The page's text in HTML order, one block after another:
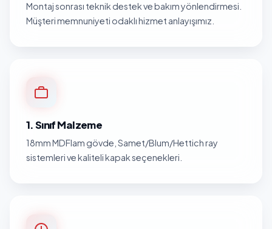
Montaj sonrası teknik destek ve bakım yönlendirmesi.
Müşteri memnuniyeti odaklı hizmet anlayışımız.
1. Sınıf Malzeme
18mm MDFlam gövde, Samet/Blum/Hettich ray
sistemleri ve kaliteli kapak seçenekleri.